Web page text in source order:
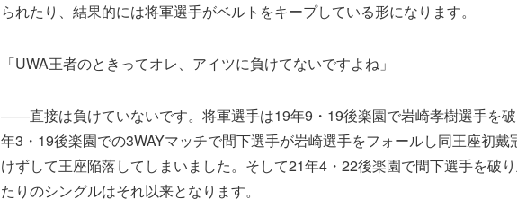
られたり、結果的には将軍選手がベルトをキープしている形になります。
「UWA王者のときってオレ、アイツに負けてないですよね」
――直接は負けていないです。将軍選手は19年9・19後楽園で岩崎孝樹選手を
年3・19後楽園での3WAYマッチで間下選手が岩崎選手をフォールし同王座初戴
けずして王座陥落してしまいました。そして21年4・22後楽園で間下選手を破
たりのシングルはそれ以来となります。